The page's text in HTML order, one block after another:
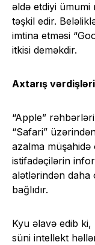
əldə etdiyi
təşkil edir.
imtina etməsi
itkisi deməkdir.
Axtarış
“Apple”
“Safari”
azalma
istifadəçilərin
alətlərindən daha
bağlıdır.
Kyu əlavə edib ki,
süni intellekt